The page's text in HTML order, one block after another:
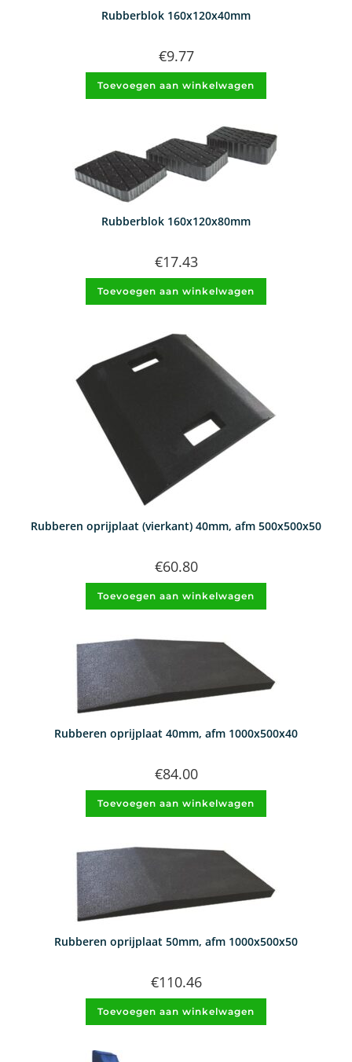
Rubberblok 160x120x40mm
€9.77
Toevoegen aan winkelwagen
Rubberblok 160x120x80mm
€17.43
Toevoegen aan winkelwagen
Rubberen oprijplaat (vierkant) 40mm, afm 500x500x50
€60.80
Toevoegen aan winkelwagen
Rubberen oprijplaat 40mm, afm 1000x500x40
€84.00
Toevoegen aan winkelwagen
Rubberen oprijplaat 50mm, afm 1000x500x50
€110.46
Toevoegen aan winkelwagen